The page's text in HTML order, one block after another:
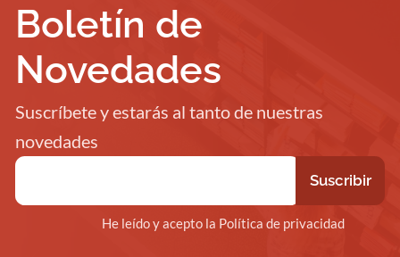
Boletín de
Novedades
Suscríbete y estarás al tanto de nuestras
novedades
He leído y acepto la Política de privacidad